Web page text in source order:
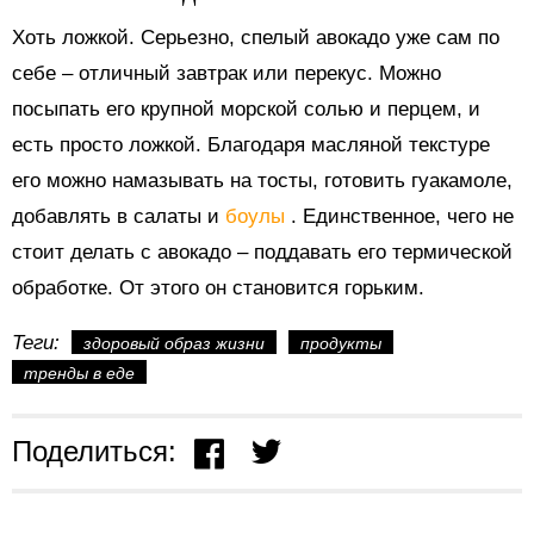
Хоть ложкой. Серьезно, спелый авокадо уже сам по
себе – отличный завтрак или перекус. Можно
посыпать его крупной морской солью и перцем, и
есть просто ложкой. Благодаря масляной текстуре
его можно намазывать на тосты, готовить гуакамоле,
добавлять в салаты и боулы . Единственное, чего не
стоит делать с авокадо – поддавать его термической
обработке. От этого он становится горьким.
Теги: здоровый образ жизни
продукты
тренды в еде
Поделиться: